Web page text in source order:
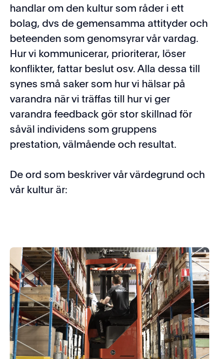
handlar om den kultur som råder i ett
bolag, dvs de gemensamma attityder och
beteenden som genomsyrar vår vardag.
Hur vi kommunicerar, prioriterar, löser
konflikter, fattar beslut osv. Alla dessa till
synes små saker som hur vi hälsar på
varandra när vi träffas till hur vi ger
varandra feedback gör stor skillnad för
såväl individens som gruppens
prestation, välmående och resultat.
De ord som beskriver vår värdegrund och
vår kultur är: